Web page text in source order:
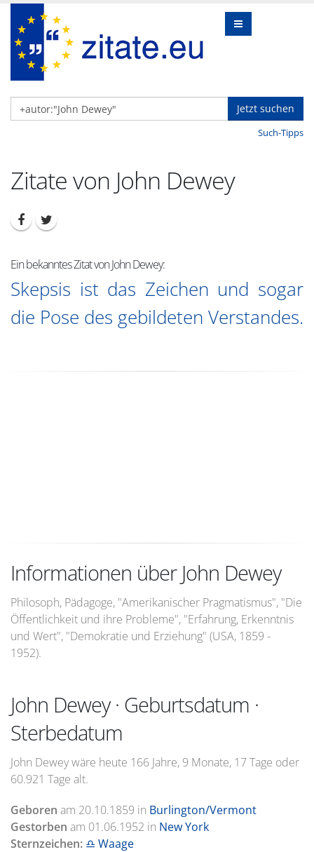
Jetzt suchen
Such-Tipps
Zitate von John Dewey
Ein bekanntes Zitat von John Dewey:
Skepsis ist das Zeichen und sogar
die Pose des gebildeten Verstandes.
Informationen über John Dewey
Philosoph, Pädagoge, "Amerikanischer Pragmatismus", "Die
Öffentlichkeit und ihre Probleme", "Erfahrung, Erkenntnis
und Wert", "Demokratie und Erziehung" (USA, 1859 -
1952).
John Dewey · Geburtsdatum ·
Sterbedatum
John Dewey wäre heute 166 Jahre, 9 Monate, 17 Tage oder
60.921 Tage alt.
Geboren am 20.10.1859 in Burlington/Vermont
Gestorben am 01.06.1952 in New York
Sternzeichen: ♎ Waage